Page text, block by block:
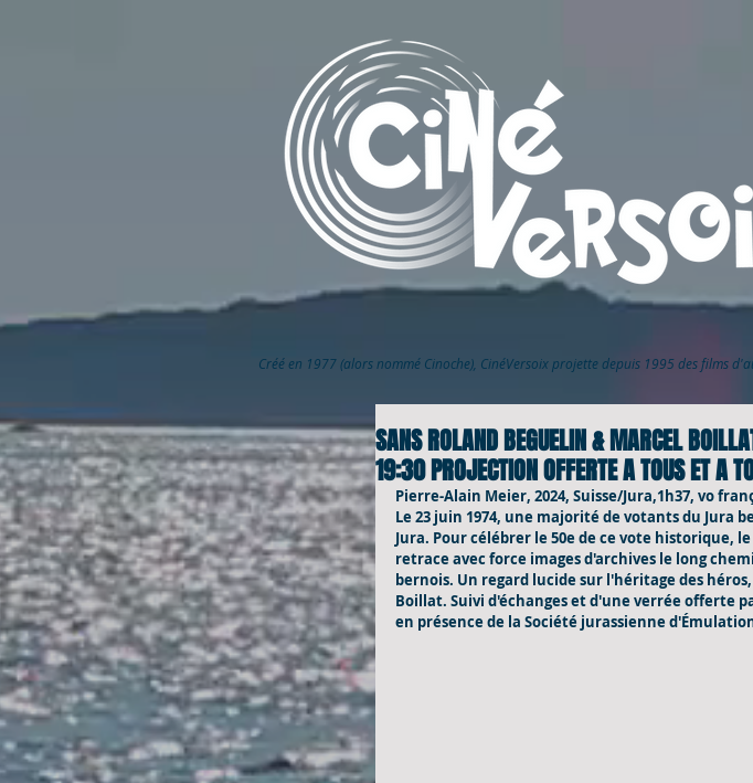
SANS ROLAND BEGUELIN & MARCEL
19:30 PROJECTION OFFERTE A TOUS ET A
Pierre-Alain Meier, 2024, Suisse/Jura,1h37, vo
Le 23 juin 1974, une majorité de votants du Jura
Jura. Pour célébrer le 50e de ce vote historique,
retrace avec force images d'archives le long
bernois. Un regard lucide sur l'héritage des
Boillat. Suivi d'échanges et d'une verrée offerte
en présence de la Société jurassienne
Créé en 1977 (alors nommé Cinoche), CinéVersoix projette depuis 1995 des films